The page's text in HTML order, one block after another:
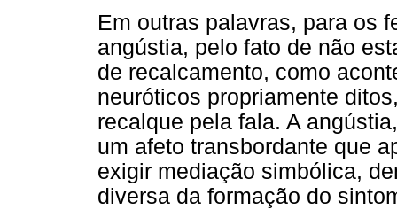
Em outras palavras, para os
angústia, pelo fato de não
de recalcamento, como
neuróticos propriamente
recalque pela fala. A
um afeto transbordante que
exigir mediação simbólica,
diversa da formação do